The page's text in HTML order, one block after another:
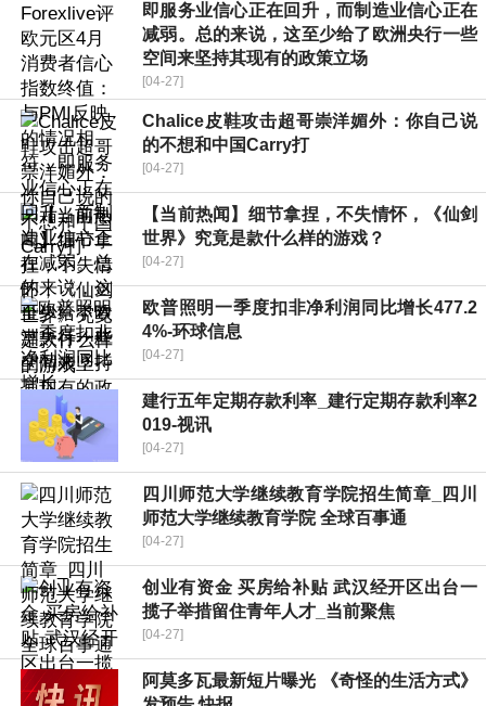
即服务业信心正在回升，而制造业信心正在
减弱。总的来说，这至少给了欧洲央行一些
空间来坚持其现有的政策立场
[04-27]
Chalice皮鞋攻击超哥崇洋媚外：你自己说
的不想和中国Carry打
[04-27]
【当前热闻】细节拿捏，不失情怀，《仙剑
世界》究竟是款什么样的游戏？
[04-27]
欧普照明一季度扣非净利润同比增长477.2
4%-环球信息
[04-27]
建行五年定期存款利率_建行定期存款利率2
019-视讯
[04-27]
四川师范大学继续教育学院招生简章_四川
师范大学继续教育学院 全球百事通
[04-27]
创业有资金 买房给补贴 武汉经开区出台一
揽子举措留住青年人才_当前聚焦
[04-27]
阿莫多瓦最新短片曝光 《奇怪的生活方式》